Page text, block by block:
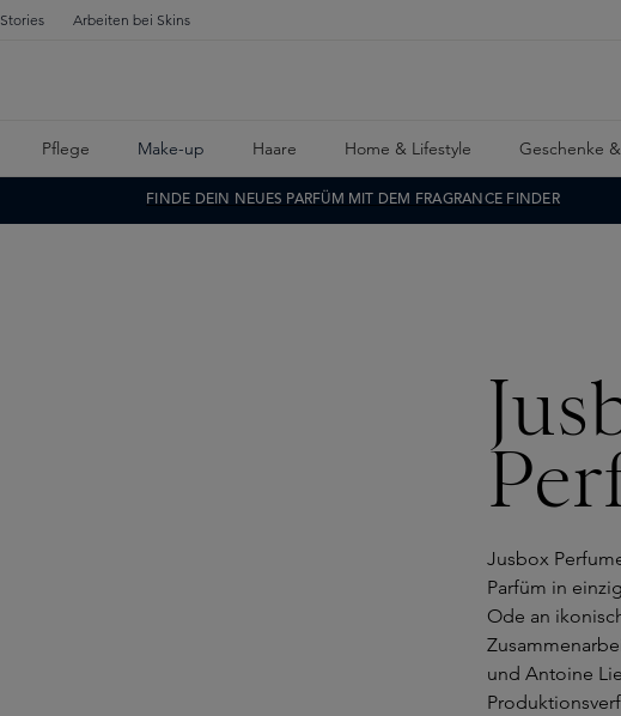
Stories Arbeiten bei Skins
Pflege Make-up Haare Home & Lifestyle Geschenke
FINDE DEIN NEUES PARFÜM MIT DEM FRAGRANCE FINDER
Jusbox
Parfüm in
Ode an
und Antoine